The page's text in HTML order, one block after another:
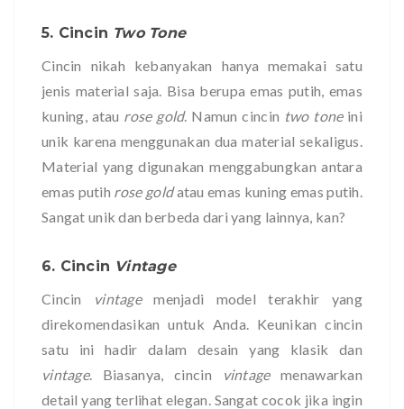
5. Cincin Two Tone
Cincin nikah kebanyakan hanya memakai satu
jenis material saja. Bisa berupa emas putih, emas
kuning, atau rose gold. Namun cincin two tone ini
unik karena menggunakan dua material sekaligus.
Material yang digunakan menggabungkan antara
emas putih rose goldatau emas kuning emas putih.
Sangat unik dan berbeda dari yang lainnya, kan?
6. Cincin Vintage
Cincin
vintagemenjadi model terakhir yang
direkomendasikan untuk Anda. Keunikan cincin
satu ini hadir dalam desain yang klasik dan
vintage. Biasanya, cincin vintagemenawarkan
detail yang terlihat elegan. Sangat cocok jika ingin